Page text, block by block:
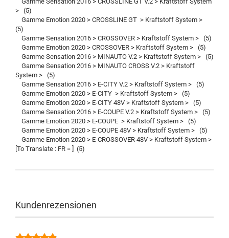
> (5)
Gamme Emotion 2020 > CROSSLINE GT > Kraftstoff System >
(5)
Gamme Sensation 2016 > CROSSOVER > Kraftstoff System > (5)
Gamme Emotion 2020 > CROSSOVER > Kraftstoff System > (5)
Gamme Sensation 2016 > MINAUTO V.2 > Kraftstoff System > (5)
Gamme Sensation 2016 > MINAUTO CROSS V.2 > Kraftstoff
System > (5)
Gamme Sensation 2016 > E-CITY V.2 > Kraftstoff System > (5)
Gamme Emotion 2020 > E-CITY > Kraftstoff System > (5)
Gamme Emotion 2020 > E-CITY 48V > Kraftstoff System > (5)
Gamme Sensation 2016 > E-COUPE V.2 > Kraftstoff System > (5)
Gamme Emotion 2020 > E-COUPE > Kraftstoff System > (5)
Gamme Emotion 2020 > E-COUPE 48V > Kraftstoff System > (5)
Gamme Emotion 2020 > E-CROSSOVER 48V > Kraftstoff System >
[To Translate : FR = ] (5)
Kundenrezensionen